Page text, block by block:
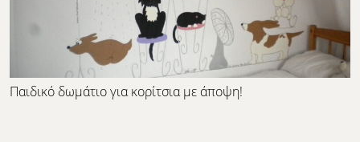
Παιδικό δωμάτιο για κορίτσια με άποψη!